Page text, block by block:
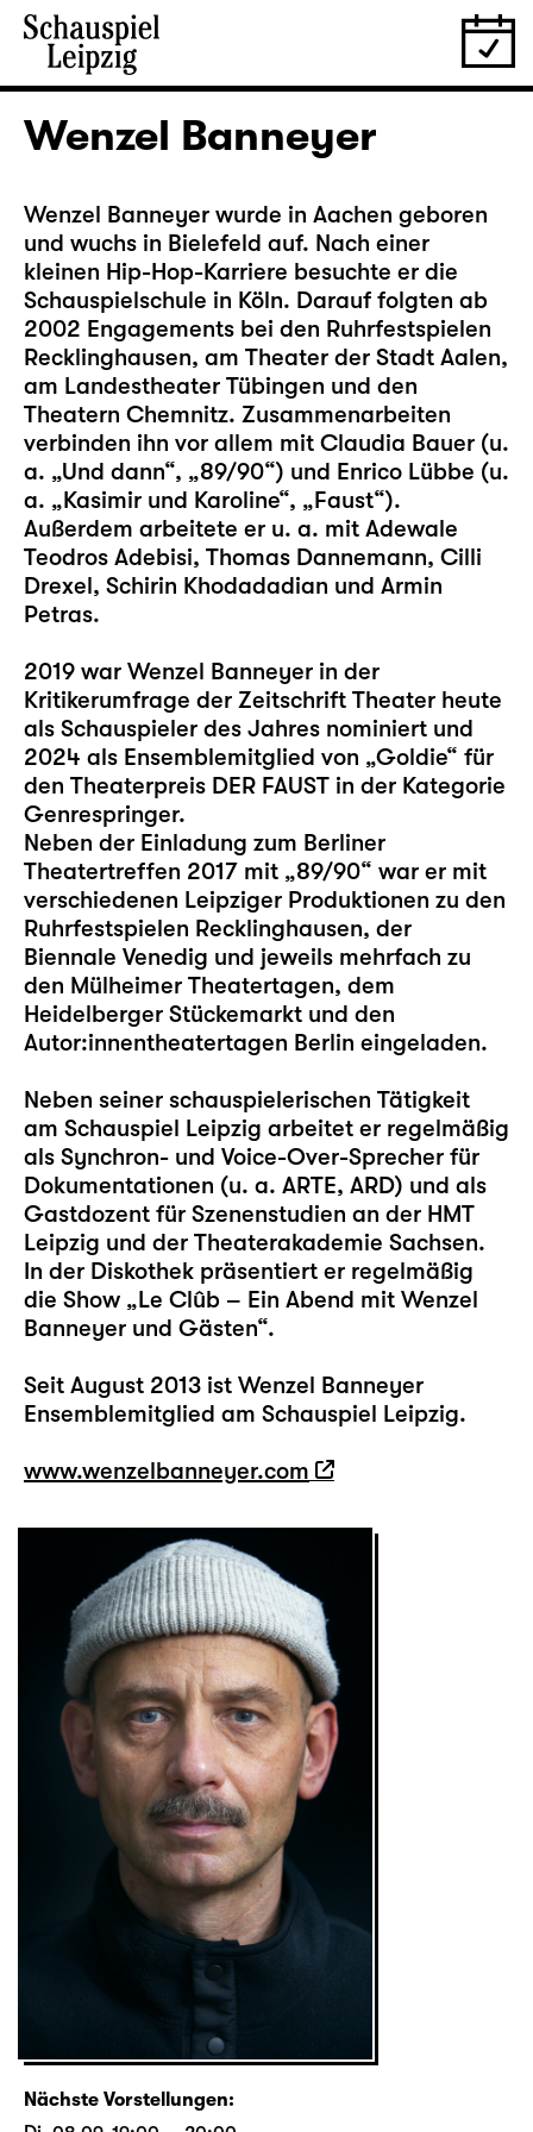
Wenzel Banneyer
Wenzel Banneyer wurde in Aachen geboren
und wuchs in Bielefeld auf. Nach einer
kleinen Hip-Hop-Karriere besuchte er die
Schauspielschule in Köln. Darauf folgten ab
2002 Engagements bei den Ruhrfestspielen
Recklinghausen, am Theater der Stadt Aalen,
am Landestheater Tübingen und den
Theatern Chemnitz. Zusammenarbeiten
verbinden ihn vor allem mit Claudia Bauer (u.
a. „Und dann“, „89/90“) und Enrico Lübbe (u.
a. „Kasimir und Karoline“, „Faust“).
Außerdem arbeitete er u. a. mit Adewale
Teodros Adebisi, Thomas Dannemann, Cilli
Drexel, Schirin Khodadadian und Armin
Petras.
2019 war Wenzel Banneyer in der
Kritikerumfrage der Zeitschrift Theater heute
als Schauspieler des Jahres nominiert und
2024 als Ensemblemitglied von „Goldie“ für
den Theaterpreis DER FAUST in der Kategorie
Genrespringer.
Neben der Einladung zum Berliner
Theatertreffen 2017 mit „89/90“ war er mit
verschiedenen Leipziger Produktionen zu den
Ruhrfestspielen Recklinghausen, der
Biennale Venedig und jeweils mehrfach zu
den Mülheimer Theatertagen, dem
Heidelberger Stückemarkt und den
Autor:innentheatertagen Berlin eingeladen.
Neben seiner schauspielerischen Tätigkeit
am Schauspiel Leipzig arbeitet er regelmäßig
als Synchron- und Voice-Over-Sprecher für
Dokumentationen (u. a. ARTE, ARD) und als
Gastdozent für Szenenstudien an der HMT
Leipzig und der Theaterakademie Sachsen.
In der Diskothek präsentiert er regelmäßig
die Show „Le Clûb – Ein Abend mit Wenzel
Banneyer und Gästen“.
Seit August 2013 ist Wenzel Banneyer
Ensemblemitglied am Schauspiel Leipzig.
www.wenzelbanneyer.com
Nächste Vorstellungen: